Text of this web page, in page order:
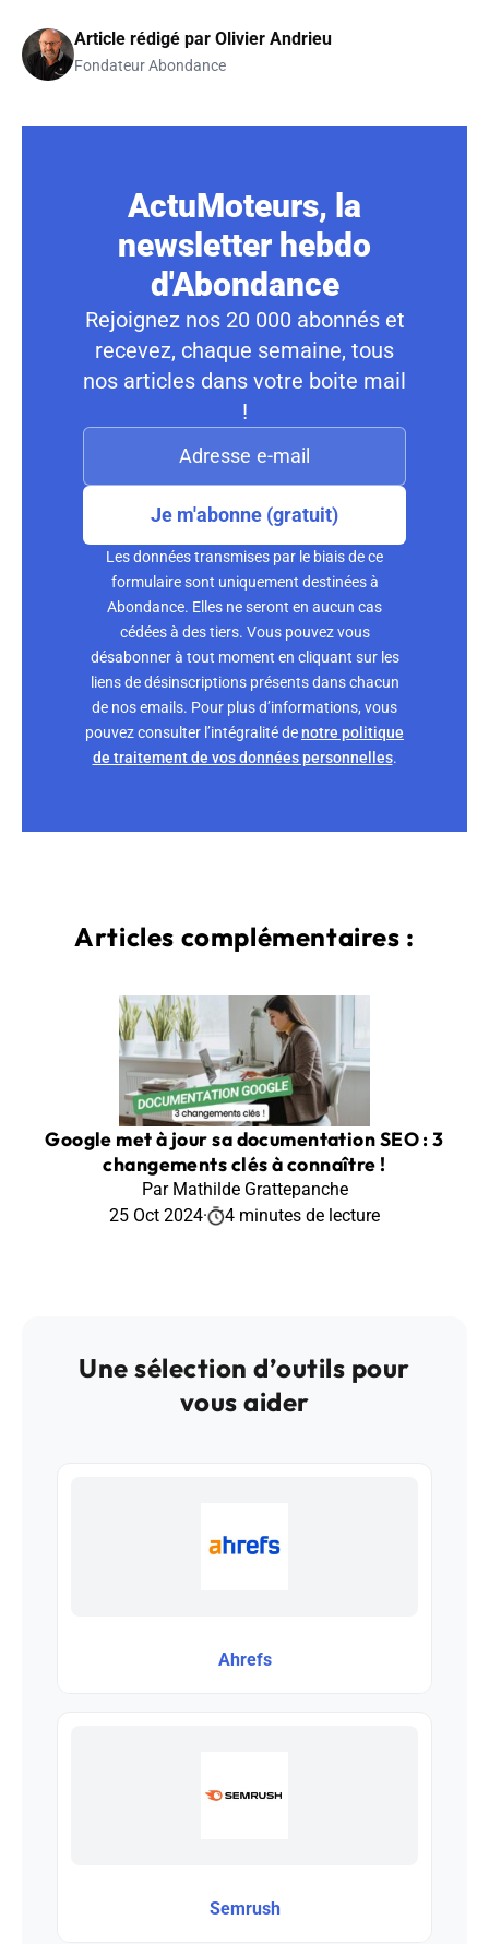
Article rédigé par Olivier Andrieu
Fondateur Abondance
ActuMoteurs, la
newsletter hebdo
d'Abondance
Rejoignez nos 20 000 abonnés et
recevez, chaque semaine, tous
nos articles dans votre boite mail
!
Je m'abonne (gratuit)
Les données transmises par le biais de ce
formulaire sont uniquement destinées à
Abondance. Elles ne seront en aucun cas
cédées à des tiers. Vous pouvez vous
désabonner à tout moment en cliquant sur les
liens de désinscriptions présents dans chacun
de nos emails. Pour plus d’informations, vous
pouvez consulter l’intégralité denotre politique
de traitement de vos données personnelles.
Articles complémentaires :
Google met à jour sa documentation SEO : 3
changements clés à connaître !
Par Mathilde Grattepanche
25 Oct 2024· 4 minutes de lecture
Une sélection d’outils pour
vous aider
Ahrefs
Semrush